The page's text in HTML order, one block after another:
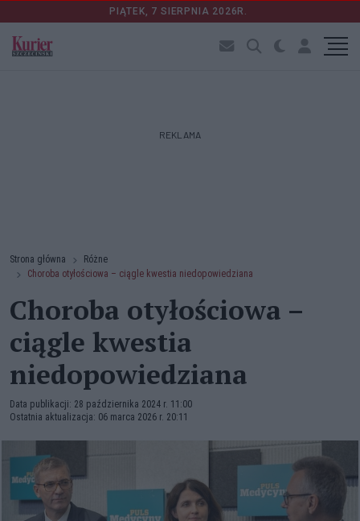
PIĄTEK, 7 SIERPNIA 2026R.
REKLAMA
Strona główna
Różne
Choroba otyłościowa – ciągle kwestia niedopowiedziana
Choroba otyłościowa –
ciągle kwestia
niedopowiedziana
Data publikacji: 28 października 2024 r. 11:00
Ostatnia aktualizacja: 06 marca 2026 r. 20:11